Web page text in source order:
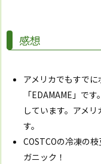
感想
アメリカでもすで
「EDAMAME」で
しています。アメ
す。
COSTCOの冷凍の
ガニック！